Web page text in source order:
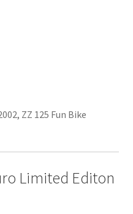
ZZ 125 Fun Bike
Limited Editon